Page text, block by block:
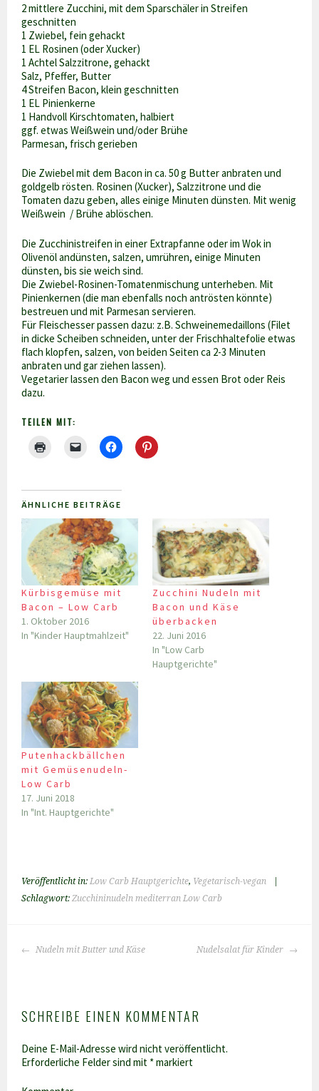
2 mittlere Zucchini, mit dem Sparschäler in Streifen
geschnitten
1 Zwiebel, fein gehackt
1 EL Rosinen (oder Xucker)
1 Achtel Salzzitrone, gehackt
Salz, Pfeffer, Butter
4 Streifen Bacon, klein geschnitten
1 EL Pinienkerne
1 Handvoll Kirschtomaten, halbiert
ggf. etwas Weißwein und/oder Brühe
Parmesan, frisch gerieben
Die Zwiebel mit dem Bacon in ca. 50 g Butter anbraten und
goldgelb rösten. Rosinen (Xucker), Salzzitrone und die
Tomaten dazu geben, alles einige Minuten dünsten. Mit wenig
Weißwein / Brühe ablöschen.
Die Zucchinistreifen in einer Extrapfanne oder im Wok in
Olivenöl andünsten, salzen, umrühren, einige Minuten
dünsten, bis sie weich sind.
Die Zwiebel-Rosinen-Tomatenmischung unterheben. Mit
Pinienkernen (die man ebenfalls noch antrösten könnte)
bestreuen und mit Parmesan servieren.
Für Fleischesser passen dazu: z.B. Schweinemedaillons (Filet
in dicke Scheiben schneiden, unter der Frischhaltefolie etwas
flach klopfen, salzen, von beiden Seiten ca 2-3 Minuten
anbraten und gar ziehen lassen).
Vegetarier lassen den Bacon weg und essen Brot oder Reis
dazu.
TEILEN MIT:
ÄHNLICHE BEITRÄGE
Kürbisgemüse mit
Bacon – Low Carb
1. Oktober 2016
In "Kinder Hauptmahlzeit"
Zucchini Nudeln mit
Bacon und Käse
überbacken
22. Juni 2016
In "Low Carb
Hauptgerichte"
Putenhackbällchen
mit Gemüsenudeln-
Low Carb
17. Juni 2018
In "Int. Hauptgerichte"
Veröffentlicht in:Low Carb Hauptgerichte, Vegetarisch-vegan
Schlagwort:Zucchininudeln mediterran Low Carb
BEITRAGS-
Nudeln mit Butter und Käse Nudelsalat für Kinder
SCHREIBE EINEN KOMMENTAR
Deine E-Mail-Adresse wird nicht veröffentlicht.
Erforderliche Felder sind mit *markiert